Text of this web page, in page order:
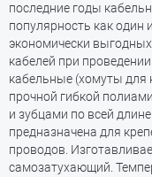
последние годы
популярность как один
экономически
кабелей при
кабельные (хомуты для
прочной гибкой
и зубцами по всей
предназначена для
проводов.
самозатухающий.